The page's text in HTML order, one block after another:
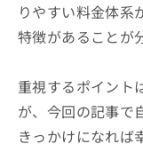
りやすい料金体系
特徴があることが
重視するポイント
が、今回の記事で
きっかけになれば